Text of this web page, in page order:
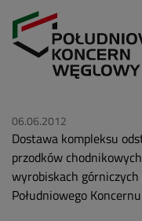
06.06.2012
Dostawa kompleksu
przodków
wyrobiskach
Południowego